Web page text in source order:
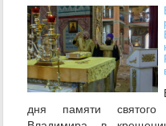
дня памяти святого